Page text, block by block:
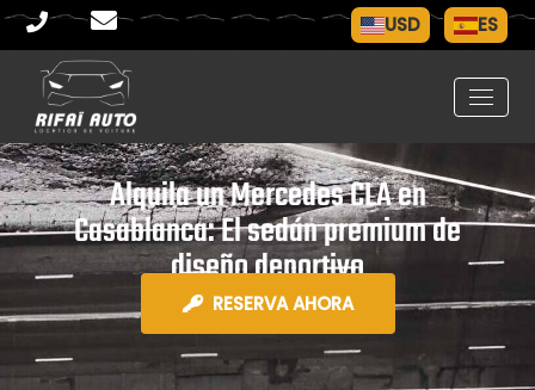
USD ES
Alquila un Mercedes CLA en
Casablanca: El sedán premium de
diseño deportivo
RESERVA AHORA